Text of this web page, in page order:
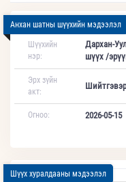
Анхан шатны шүүхийн мэдээлэл
Шүүхийн
нэр:
Дархан-
шүүх /
Эрх зүйн
акт:
Огноо: 2026-05-15
Шүүх хуралдааны мэдээлэл